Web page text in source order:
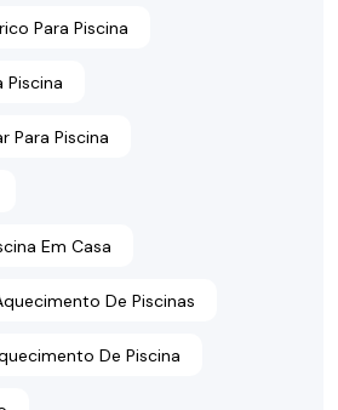
Para Piscina
Piscina
Para Piscina
Em Casa
De Piscinas
De Piscina